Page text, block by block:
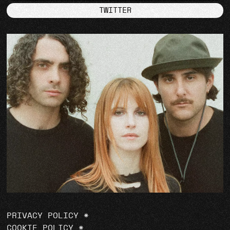
TWITTER
PRIVACY POLICY *
COOKIE POLICY *